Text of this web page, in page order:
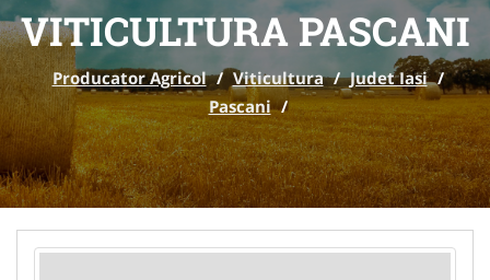
VITICULTURA PASCANI
Producator Agricol / Viticultura / Judet Iasi /
Pascani /